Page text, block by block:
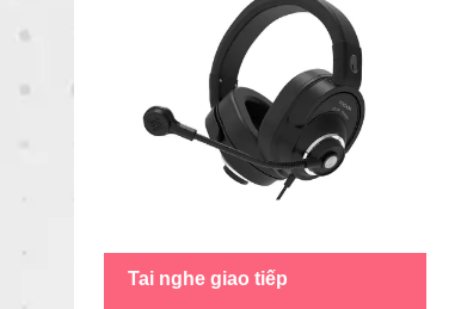
Tai nghe giao tiếp